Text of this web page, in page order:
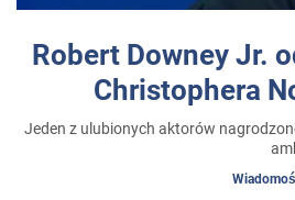
Robert Downey Jr.
Christophera
Jeden z ulubionych aktorów